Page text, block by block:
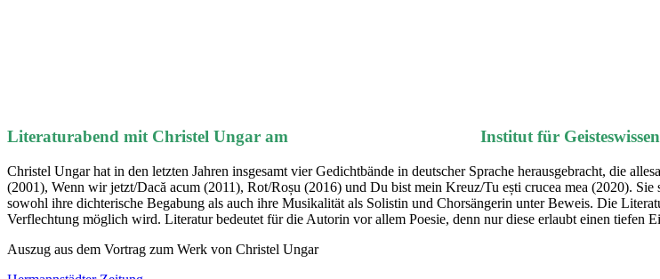
Literaturabend mit Christel Ungar am Institut für
Christel Ungar hat in den letzten Jahren insgesamt vier Gedichtbände in deutscher Sprache herausgebracht, die
(2001), Wenn wir jetzt/Dacă acum (2011), Rot/Roșu (2016) und Du bist mein Kreuz/Tu ești crucea mea (2020).
sowohl ihre dichterische Begabung als auch ihre Musikalität als Solistin und Chorsängerin unter Beweis. Die
Verflechtung möglich wird. Literatur bedeutet für die Autorin vor allem Poesie, denn nur diese erlaubt einen tiefen
Auszug aus dem Vortrag zum Werk von Christel Ungar